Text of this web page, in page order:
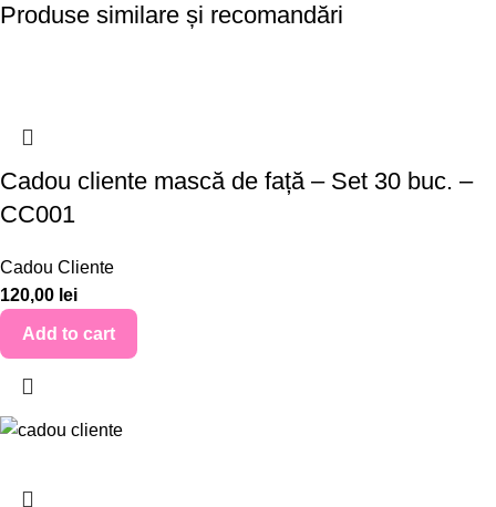
Produse similare și recomandări
Cadou cliente mască de față – Set 30 buc. –
CC001
Cadou Cliente
120,00 lei
Add to cart